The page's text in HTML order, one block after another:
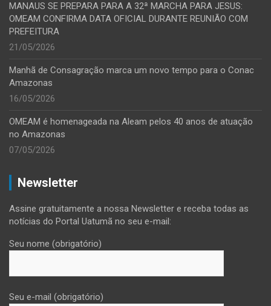
MANAUS SE PREPARA PARA A 32ª MARCHA PARA JESUS:
OMEAM CONFIRMA DATA OFICIAL DURANTE REUNIÃO COM
PREFEITURA
21/05/2026
Manhã de Consagração marca um novo tempo para o Conac
Amazonas
16/05/2026
OMEAM é homenageada na Aleam pelos 40 anos de atuação
no Amazonas
07/05/2026
Newsletter
Assine gratuitamente a nossa Newsletter e receba todas as
notícias do Portal Uatumã no seu e-mail:
Seu nome (obrigatório)
Seu e-mail (obrigatório)